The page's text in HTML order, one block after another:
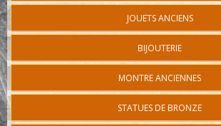
JOUETS ANCIENS
BIJOUTERIE
MONTRE ANCIENNES
STATUES DE BRONZE